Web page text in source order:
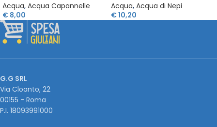
Acqua, Acqua Capannelle
€ 8,00
Acqua, Acqua di Nepi
€10,20
G.G SRL
Via Cloanto, 22
00155 - Roma
P.I. ‭18093991000